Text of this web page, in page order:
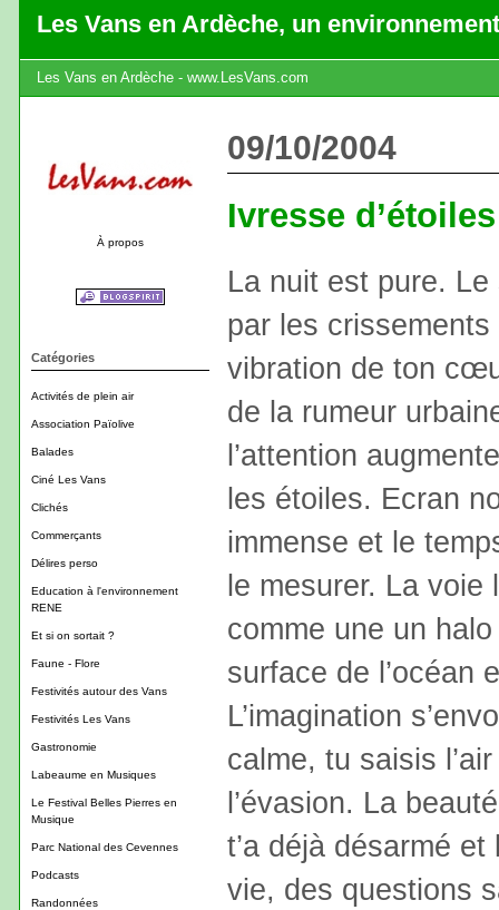
Les Vans en Ardèche, un
Les Vans en Ardèche - www.LesVans.com
À propos
Catégories
Activités de plein air
Association Païolive
Balades
Ciné Les Vans
Clichés
Commerçants
Délires perso
Education à l'environnement
RENE
Et si on sortait ?
Faune - Flore
Festivités autour des Vans
Festivités Les Vans
Gastronomie
Labeaume en Musiques
Le Festival Belles Pierres en
Musique
Parc National des Cevennes
Podcasts
Randonnées
09/10/2004
Ivresse d’étoiles
La nuit est pure. Le
par les
vibration de ton
de la rumeur
l’attention
les étoiles. Ecran
immense et le
le mesurer. La voie
comme une un
surface de l’océan
L’imagination
calme, tu saisis
l’évasion. La
t’a déjà désarmé
vie, des questions